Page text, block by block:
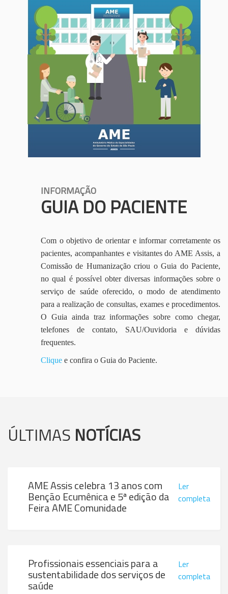
INFORMAÇÃO
GUIA DO PACIENTE
Com o objetivo de orientar e informar corretamente os
pacientes, acompanhantes e visitantes do AME Assis, a
Comissão de Humanização criou o Guia do Paciente,
no qual é possível obter diversas informações sobre o
serviço de saúde oferecido, o modo de atendimento
para a realização de consultas, exames e procedimentos.
O Guia ainda traz informações sobre como chegar,
telefones de contato, SAU/Ouvidoria e dúvidas
frequentes.
Clique e confira o Guia do Paciente.
ÚLTIMAS NOTÍCIAS
AME Assis celebra 13 anos com
Benção Ecumênica e 5ª edição da
Feira AME Comunidade
Ler
completa
Profissionais essenciais para a
sustentabilidade dos serviços de
saúde
Ler
completa